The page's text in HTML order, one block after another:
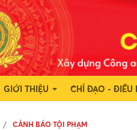
GIỚI THIỆU CHỈ ĐẠO - ĐIỀU
CẢNH BÁO TỘI PHẠM